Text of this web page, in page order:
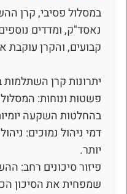
נאסד"ק, ומדדים
קבועים, והקרן עוקבת
יתרונות קרן השתלמות
פשטות ונוחות:
בהחלטות השקעה
דמי ניהול נמוכים:
יותר.
פיזור סיכונים רחב:
שמפחית את הסיכון